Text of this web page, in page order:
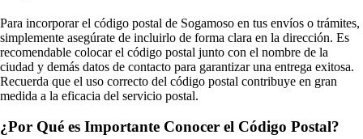
Para incorporar el código postal de Sogamoso en tus envíos o trámites,
simplemente asegúrate de incluirlo de forma clara en la dirección. Es
recomendable colocar el código postal junto con el nombre de la
ciudad y demás datos de contacto para garantizar una entrega exitosa.
Recuerda que el uso correcto del código postal contribuye en gran
medida a la eficacia del servicio postal.
¿Por Qué es Importante Conocer el Código Postal?